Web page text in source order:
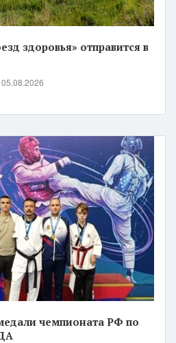
здоровья» отправится в
05.08.2026
чемпионата РФ по